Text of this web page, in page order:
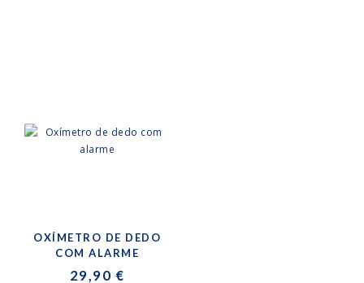
OXÍMETRO DE DEDO
COM ALARME
29,90 €